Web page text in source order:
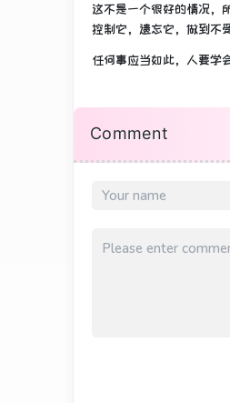
这不是一个很好的情况，
控制它，遗忘它，做到不
任何事应当如此，人要学
Comment